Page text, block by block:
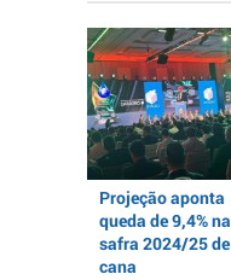
Projeção aponta
queda de 9,4% na
safra 2024/25 de
cana